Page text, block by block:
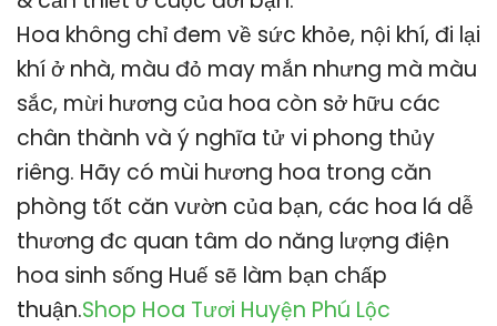
Hoa không chỉ đem về sức khỏe, nội khí, đi lại
khí ở nhà, màu đỏ may mắn nhưng mà màu
sắc, mừi hương của hoa còn sở hữu các
chân thành và ý nghĩa tử vi phong thủy
riêng. Hãy có mùi hương hoa trong căn
phòng tốt căn vườn của bạn, các hoa lá dễ
thương đc quan tâm do năng lượng điện
hoa sinh sống Huế sẽ làm bạn chấp
thuận.Shop Hoa Tươi Huyện Phú Lộc